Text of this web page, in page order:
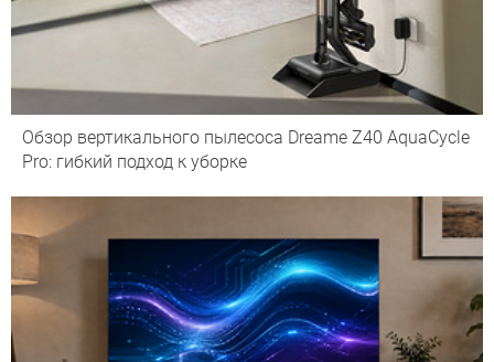
Обзор вертикального пылесоса Dreame Z40 AquaCycle
Pro: гибкий подход к уборке